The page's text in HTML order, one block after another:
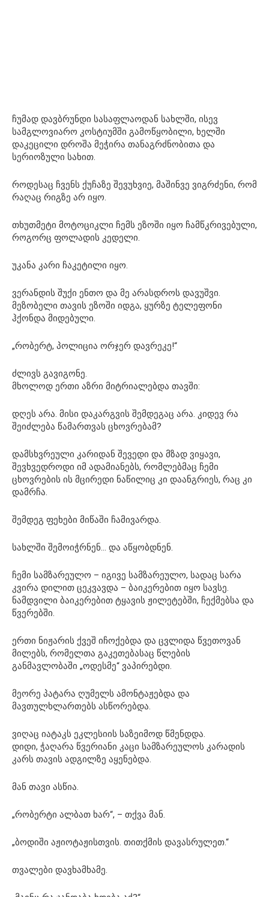
ჩუმად დავბრუნდი სასაფლაოდან სახლში, ისევ
სამგლოვიარო კოსტიუმში გამოწყობილი, ხელში
დაკეცილი დროშა მეჭირა თანაგრძნობითა და
სერიოზული სახით.
როდესაც ჩვენს ქუჩაზე შევუხვიე, მაშინვე ვიგრძენი, რომ
რაღაც რიგზე არ იყო.
თხუთმეტი მოტოციკლი ჩემს ეზოში იყო ჩამწკრივებული,
როგორც ფოლადის კედელი.
უკანა კარი ჩაკეტილი იყო.
ვერანდის შუქი ენთო და მე არასდროს დავუშვი.
მეზობელი თავის ეზოში იდგა, ყურზე ტელეფონი
ჰქონდა მიდებული.
„რობერტ, პოლიცია ორჯერ დავრეკე!“
ძლივს გავიგონე.
მხოლოდ ერთი აზრი მიტრიალებდა თავში:
დღეს არა. მისი დაკარგვის შემდეგაც არა. კიდევ რა
შეიძლება წამართვას ცხოვრებამ?
დამსხვრეული კარიდან შევედი და მზად ვიყავი,
შევხვედროდი იმ ადამიანებს, რომლებმაც ჩემი
ცხოვრების ის მცირედი ნაწილიც კი დაანგრიეს, რაც კი
დამრჩა.
შემდეგ ფეხები მიწაში ჩამივარდა.
სახლში შემოიჭრნენ… და აწყობდნენ.
ჩემი სამზარეულო – იგივე სამზარეულო, სადაც სარა
კვირა დილით ცეკვავდა – ბაიკერებით იყო სავსე.
ნამდვილი ბაიკერებით ტყავის ჟილეტებში, ჩექმებსა და
წვერებში.
ერთი ნიჟარის ქვეშ იჩოქებდა და ცვლიდა წვეთოვან
მილებს, რომელთა გაკეთებასაც წლების
განმავლობაში „ოდესმე“ ვაპირებდი.
მეორე პატარა ღუმელს ამონტაჟებდა და
მავთულხლართებს ასწორებდა.
ვიღაც იატაკს ეკლესიის საზეიმოდ წმენდდა.
დიდი, ჭაღარა წვერიანი კაცი სამზარეულოს კარადის
კარს თავის ადგილზე აყენებდა.
მან თავი ასწია.
„რობერტი ალბათ ხარ“, – თქვა მან.
„ბოდიში აჟიოტაჟისთვის. თითქმის დავასრულეთ.“
თვალები დავხამხამე.